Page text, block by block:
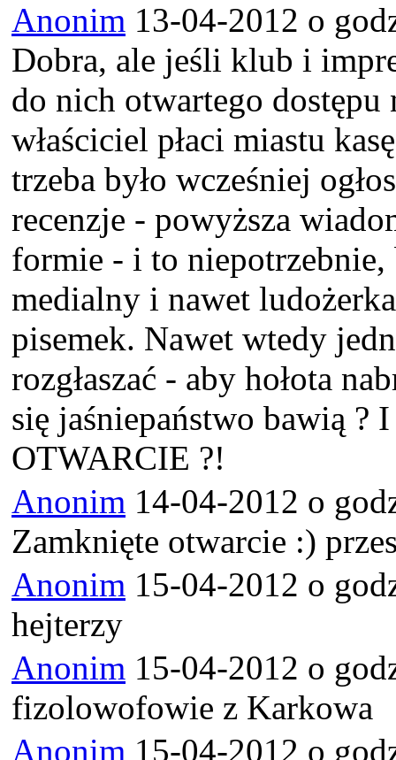
Anonim 13-04-2012 o
Dobra, ale jeśli klub i
do nich otwartego dostępu
właściciel płaci miastu
trzeba było wcześniej
recenzje - powyższa
formie - i to niepotrzebnie,
medialny i nawet
pisemek. Nawet wtedy
rozgłaszać - aby hołota
się jaśniepaństwo bawią
OTWARCIE ?!
Anonim 14-04-2012 o
Zamknięte otwarcie :)
Anonim 15-04-2012 o
hejterzy
Anonim 15-04-2012 o
fizolowofowie z Karkowa
Anonim 15-04-2012 o